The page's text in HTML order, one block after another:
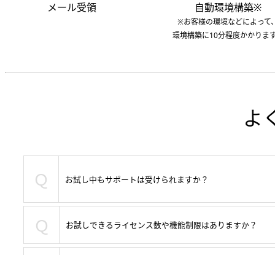
メール受領
自動環境構築※
※お客様の環境などによって
環境構築に10分程度かかりま
よ
Ｑ お試し中もサポートは受けられますか？
Ｑ お試しできるライセンス数や機能制限はありますか？